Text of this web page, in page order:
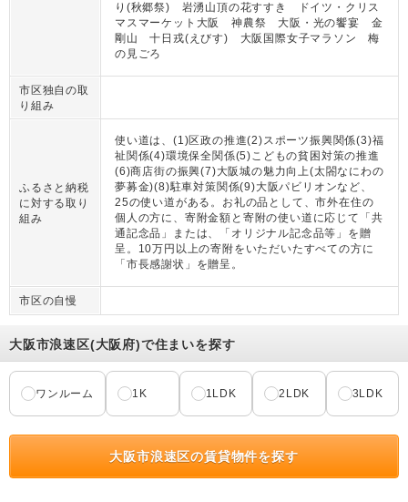
り(秋郷祭) 岩湧山頂の花すすき ドイツ・クリス
マスマーケット大阪 神農祭 大阪・光の饗宴 金
剛山 十日戎(えびす) 大阪国際女子マラソン 梅
の見ごろ
市区独自の取
り組み
ふるさと納税
に対する取り
組み
使い道は、(1)区政の推進(2)スポーツ振興関係(3)福
祉関係(4)環境保全関係(5)こどもの貧困対策の推進
(6)商店街の振興(7)大阪城の魅力向上(太閤なにわの
夢募金)(8)駐車対策関係(9)大阪パビリオンなど、
25の使い道がある。お礼の品として、市外在住の
個人の方に、寄附金額と寄附の使い道に応じて「共
通記念品」または、「オリジナル記念品等」を贈
呈。10万円以上の寄附をいただいたすべての方に
「市長感謝状」を贈呈。
市区の自慢
大阪市浪速区(大阪府)で住まいを探す
ワンルーム 1K 1LDK 2LDK 3LDK
大阪市浪速区の賃貸物件を探す